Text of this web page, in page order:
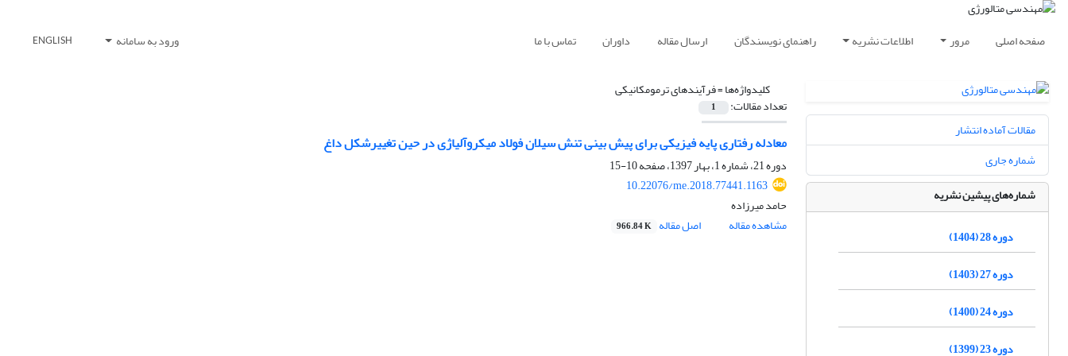
صفحه اصلی مرور اطلاعات نشریه راهنمای نویسندگان ارسال مقاله داوران تماس با ما ورود به سامانه ENGLISH
کلیدواژه‌ها =فرآیندهای ترمومکانیکی
تعداد مقالات: 1
معادله رفتاری پایه فیزیکی برای پیش بینی تنش سیلان فولاد میکروآلیاژی در حین تغییرشکل داغ
دوره 21، شماره 1، بهار 1397، صفحه
10-15
10.22076/me.2018.77441.1163
حامد میرزاده
مشاهده مقاله
اصل مقاله 966.84 K
مقالات آماده انتشار
شماره جاری
شماره‌های پیشین نشریه
دوره 28 (1404)
دوره 27 (1403)
دوره 24 (1400)
دوره 23 (1399)